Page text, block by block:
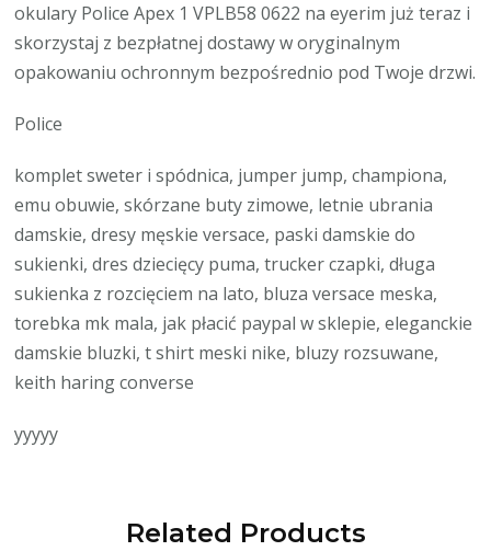
okulary Police Apex 1 VPLB58 0622 na eyerim już teraz i
skorzystaj z bezpłatnej dostawy w oryginalnym
opakowaniu ochronnym bezpośrednio pod Twoje drzwi.
Police
komplet sweter i spódnica, jumper jump, championa,
emu obuwie, skórzane buty zimowe, letnie ubrania
damskie, dresy męskie versace, paski damskie do
sukienki, dres dziecięcy puma, trucker czapki, długa
sukienka z rozcięciem na lato, bluza versace meska,
torebka mk mala, jak płacić paypal w sklepie, eleganckie
damskie bluzki, t shirt meski nike, bluzy rozsuwane,
keith haring converse
yyyyy
Related Products